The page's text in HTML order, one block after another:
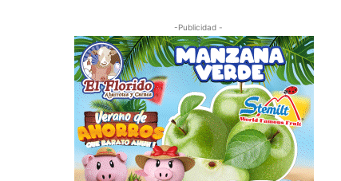
-Publicidad -